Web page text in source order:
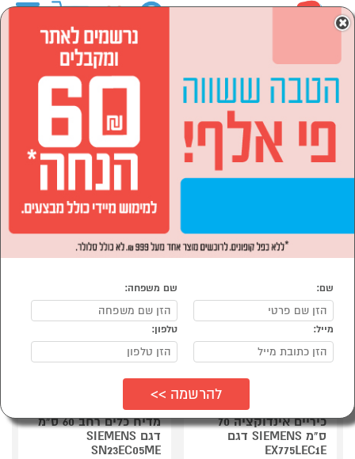
הסתר רשימת קטגוריות
מוצרי חשמל (73)
SIEMENS סימנס
נמצאו 73 SIEMENS , סימנס
כיריים אינדוקציה 70
ס"מ SIEMENS דגם
EX775LEC1E
מדיח כלים רחב 60 ס"מ
דגם SIEMENS
SN23EC05ME
×
שם: שם משפחה:
מייל: טלפון: